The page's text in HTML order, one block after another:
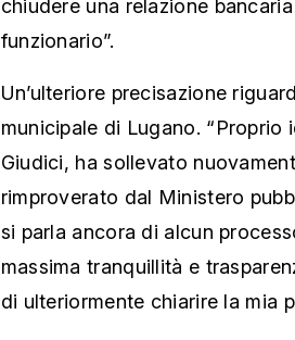
chiudere una relazione
funzionario”.
Un’ulteriore precisazione
municipale di Lugano.
Giudici, ha sollevato
rimproverato dal Ministero
si parla ancora di alcun
massima tranquillità e
di ulteriormente chiarire la mia